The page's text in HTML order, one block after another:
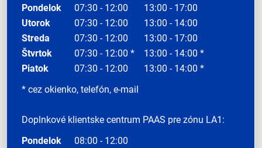
Pondelok
07:30 - 12:00
13:00 - 17:00
Utorok
07:30 - 12:00
13:00 - 14:00
Streda
07:30 - 12:00
13:00 - 17:00
Štvrtok
07:30 - 12:00 *
13:00 - 14:00 *
Piatok
07:30 - 12:00
13:00 - 14:00 *
* cez okienko, telefón, e-mail
Doplnkové klientske centrum PAAS pre zónu LA1:
Pondelok
08:00 - 12:00